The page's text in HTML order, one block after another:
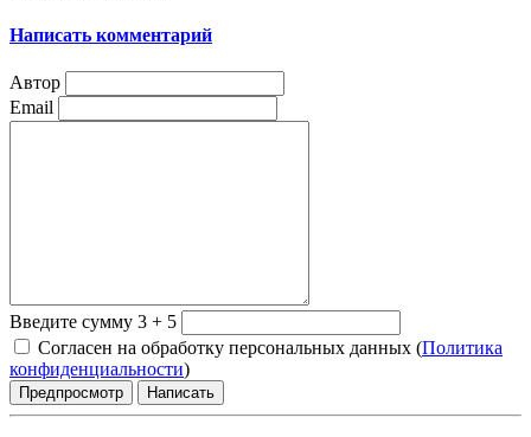
Написать комментарий
Автор
Email
Введите сумму 3 + 5
Согласен на обработку персональных данных (Политика
конфиденциальности)